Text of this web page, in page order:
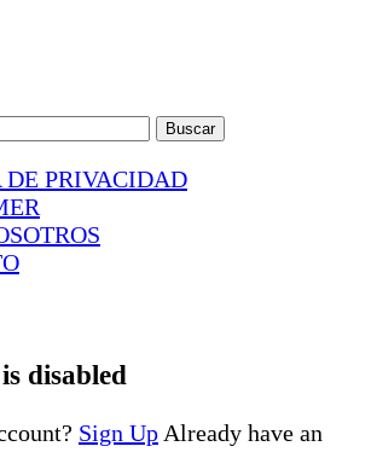
PRIVACIDAD
disabled
Sign Up Already have an